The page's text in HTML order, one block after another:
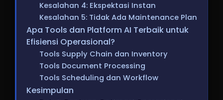
Kesalahan 4: Ekspektasi Instan
Kesalahan 5: Tidak Ada Maintenance Plan
Apa Tools dan Platform AI Terbaik untuk
Efisiensi Operasional?
Tools Supply Chain dan Inventory
Tools Document Processing
Tools Scheduling dan Workflow
Kesimpulan